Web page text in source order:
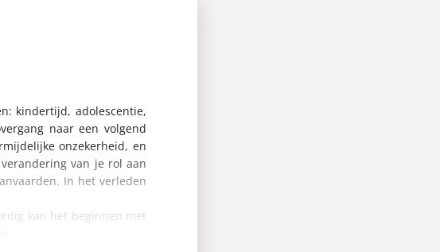
kindertijd, adolescentie,
naar een volgend
onzekerheid, en
van je rol aan
In het verleden
kan het beginnen met